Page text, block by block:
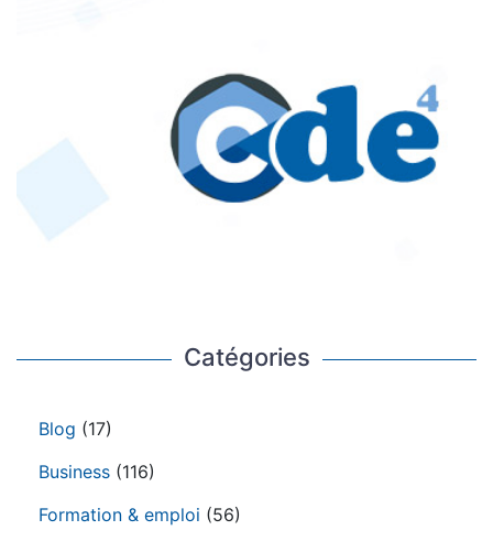
Catégories
Blog (17)
Business (116)
Formation & emploi (56)